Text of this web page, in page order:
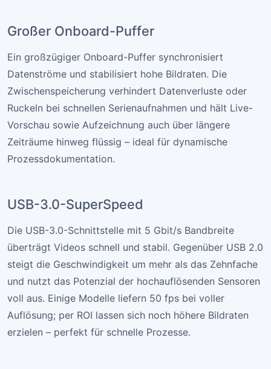
Großer Onboard-Puffer
Ein großzügiger Onboard-Puffer synchronisiert
Datenströme und stabilisiert hohe Bildraten. Die
Zwischenspeicherung verhindert Datenverluste oder
Ruckeln bei schnellen Serienaufnahmen und hält Live-
Vorschau sowie Aufzeichnung auch über längere
Zeiträume hinweg flüssig – ideal für dynamische
Prozessdokumentation.
USB-3.0-SuperSpeed
Die USB-3.0-Schnittstelle mit 5 Gbit/s Bandbreite
überträgt Videos schnell und stabil. Gegenüber USB 2.0
steigt die Geschwindigkeit um mehr als das Zehnfache
und nutzt das Potenzial der hochauflösenden Sensoren
voll aus. Einige Modelle liefern 50 fps bei voller
Auflösung; per ROI lassen sich noch höhere Bildraten
erzielen – perfekt für schnelle Prozesse.